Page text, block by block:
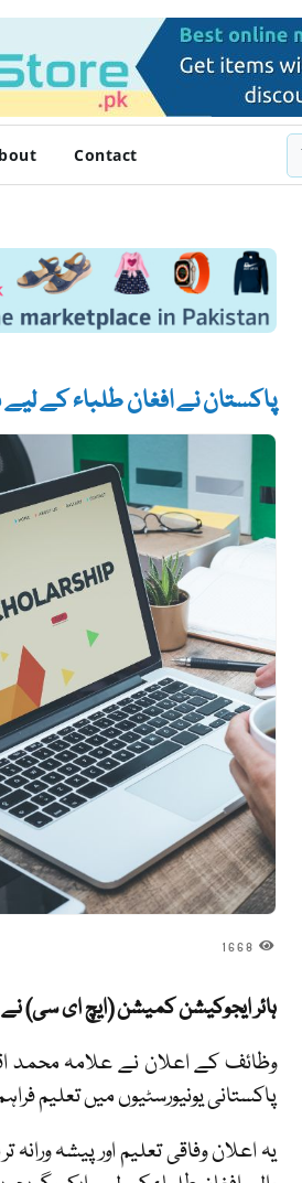
Contact
پاکستان نے افغان طلباء کے لیے مزید 4500 اسکالرشپس کا
1668
ہائر ایجوکیشن کمیشن (ایچ ای سی) نے افغان طلباء کے لیے 4,500
وظائف کے اعلان نے علامہ محمد
پاکستانی یونیورسٹیوں میں تعلیم